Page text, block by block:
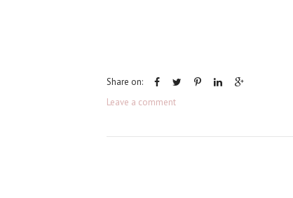
Share on:
Leave a comment